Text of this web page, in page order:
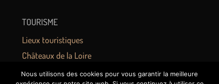
TOURISME
Lieux touristiques
Châteaux de la Loire
Zoo de Beauval
Nous utilisons des cookies pour vous garantir la meilleure